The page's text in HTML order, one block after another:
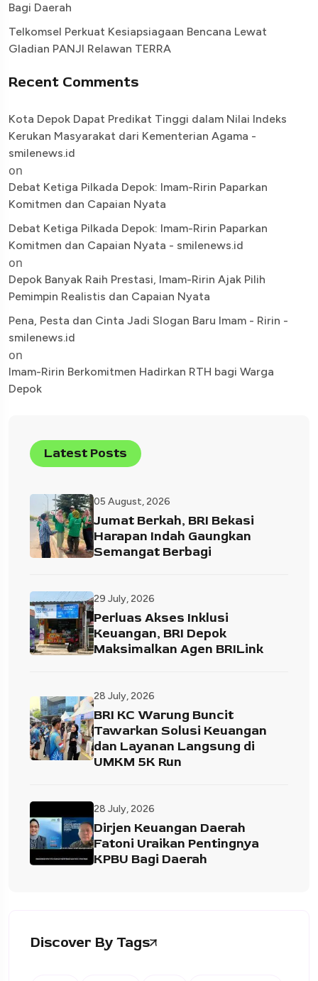
Bagi Daerah
Telkomsel Perkuat Kesiapsiagaan Bencana Lewat
Gladian PANJI Relawan TERRA
Recent Comments
Kota Depok Dapat Predikat Tinggi dalam Nilai Indeks
Kerukan Masyarakat dari Kementerian Agama -
smilenews.id
on
Debat Ketiga Pilkada Depok: Imam-Ririn Paparkan
Komitmen dan Capaian Nyata
Debat Ketiga Pilkada Depok: Imam-Ririn Paparkan
Komitmen dan Capaian Nyata - smilenews.id
on
Depok Banyak Raih Prestasi, Imam-Ririn Ajak Pilih
Pemimpin Realistis dan Capaian Nyata
Pena, Pesta dan Cinta Jadi Slogan Baru Imam - Ririn -
smilenews.id
on
Imam-Ririn Berkomitmen Hadirkan RTH bagi Warga
Depok
Latest Posts
05 August, 2026
Jumat Berkah, BRI Bekasi
Harapan Indah Gaungkan
Semangat Berbagi
29 July, 2026
Perluas Akses Inklusi
Keuangan, BRI Depok
Maksimalkan Agen BRILink
28 July, 2026
BRI KC Warung Buncit
Tawarkan Solusi Keuangan
dan Layanan Langsung di
UMKM 5K Run
28 July, 2026
Dirjen Keuangan Daerah
Fatoni Uraikan Pentingnya
KPBU Bagi Daerah
Discover By Tags